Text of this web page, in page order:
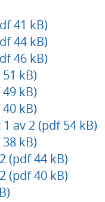
41 kB)
44 kB)
46 kB)
kB)
kB)
kB)
av 2 (pdf 54 kB)
kB)
(pdf 44 kB)
(pdf 40 kB)